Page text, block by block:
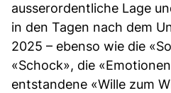
ausserordentliche Lage
in den Tagen nach dem
2025 – ebenso wie die
«Schock», die
entstandene «Wille zum